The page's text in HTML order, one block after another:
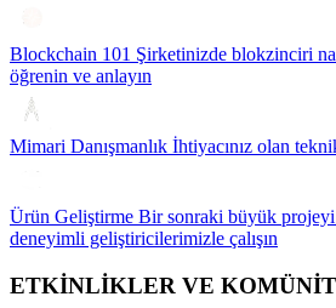
Blockchain 101 Şirketinizde blokzinciri
öğrenin ve anlayın
Mimari Danışmanlık İhtiyacınız olan
Ürün Geliştirme Bir sonraki büyük
deneyimli geliştiricilerimizle çalışın
ETKİNLİKLER VE